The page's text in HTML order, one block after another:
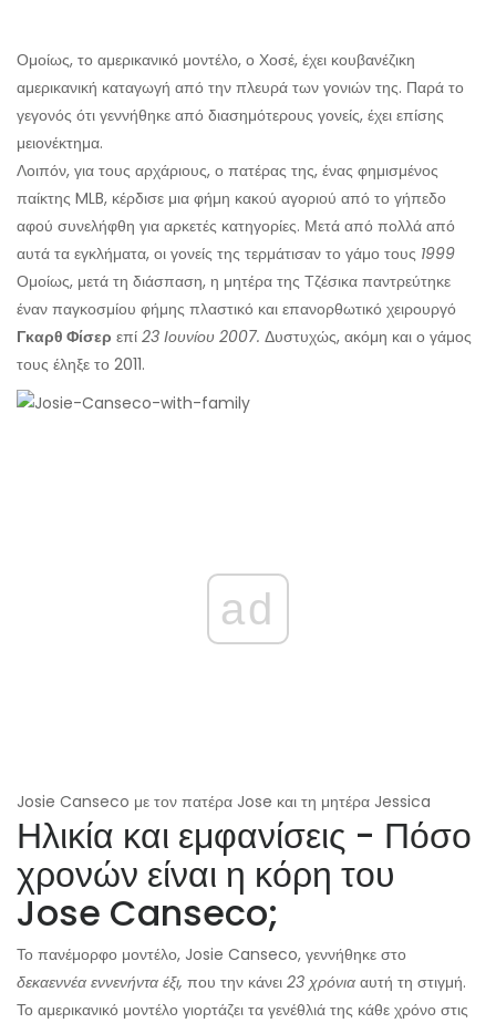
Ομοίως, το αμερικανικό μοντέλο, ο Χοσέ, έχει κουβανέζικη
αμερικανική καταγωγή από την πλευρά των γονιών της. Παρά το
γεγονός ότι γεννήθηκε από διασημότερους γονείς, έχει επίσης
μειονέκτημα.
Λοιπόν, για τους αρχάριους, ο πατέρας της, ένας φημισμένος
παίκτης MLB, κέρδισε μια φήμη κακού αγοριού από το γήπεδο
αφού συνελήφθη για αρκετές κατηγορίες. Μετά από πολλά από
αυτά τα εγκλήματα, οι γονείς της τερμάτισαν το γάμο τους 1999
Ομοίως, μετά τη διάσπαση, η μητέρα της Τζέσικα παντρεύτηκε
έναν παγκοσμίου φήμης πλαστικό και επανορθωτικό χειρουργό
Γκαρθ Φίσερ επί 23 Ιουνίου 2007. Δυστυχώς, ακόμη και ο γάμος
τους έληξε το 2011.
ad
Josie Canseco με τον πατέρα Jose και τη μητέρα Jessica
Ηλικία και εμφανίσεις - Πόσο
χρονών είναι η κόρη του
Jose Canseco;
Το πανέμορφο μοντέλο, Josie Canseco, γεννήθηκε στο
δεκαεννέα εννενήντα έξι, που την κάνει 23 χρόνια αυτή τη στιγμή.
Το αμερικανικό μοντέλο γιορτάζει τα γενέθλιά της κάθε χρόνο στις